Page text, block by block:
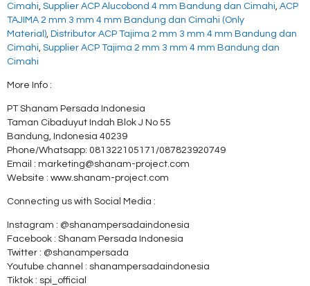
Cimahi, Supplier ACP Alucobond 4 mm Bandung dan Cimahi, ACP
TAJIMA 2 mm 3 mm 4 mm Bandung dan Cimahi (Only
Material), Distributor ACP Tajima 2 mm 3 mm 4 mm Bandung dan
Cimahi, Supplier ACP Tajima 2 mm 3 mm 4 mm Bandung dan
Cimahi
More Info :
PT Shanam Persada Indonesia
Taman Cibaduyut Indah Blok J No 55
Bandung, Indonesia 40239
Phone/Whatsapp: 081322105171/087823920749
Email : marketing@shanam-project.com
Website : www.shanam-project.com
Connecting us with Social Media :
Instagram : @shanampersadaindonesia
Facebook : Shanam Persada Indonesia
Twitter : @shanampersada
Youtube channel : shanampersadaindonesia
Tiktok : spi_official